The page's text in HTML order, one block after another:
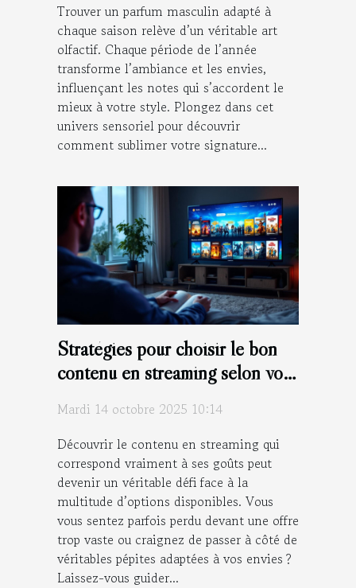
Trouver un parfum masculin adapté à
chaque saison relève d’un véritable art
olfactif. Chaque période de l’année
transforme l’ambiance et les envies,
influençant les notes qui s’accordent le
mieux à votre style. Plongez dans cet
univers sensoriel pour découvrir
comment sublimer votre signature...
Stratégies pour choisir le bon
contenu en streaming selon vos
Mardi 14 octobre 2025 10:14
Découvrir le contenu en streaming qui
correspond vraiment à ses goûts peut
devenir un véritable défi face à la
multitude d’options disponibles. Vous
vous sentez parfois perdu devant une offre
trop vaste ou craignez de passer à côté de
véritables pépites adaptées à vos envies ?
Laissez-vous guider...